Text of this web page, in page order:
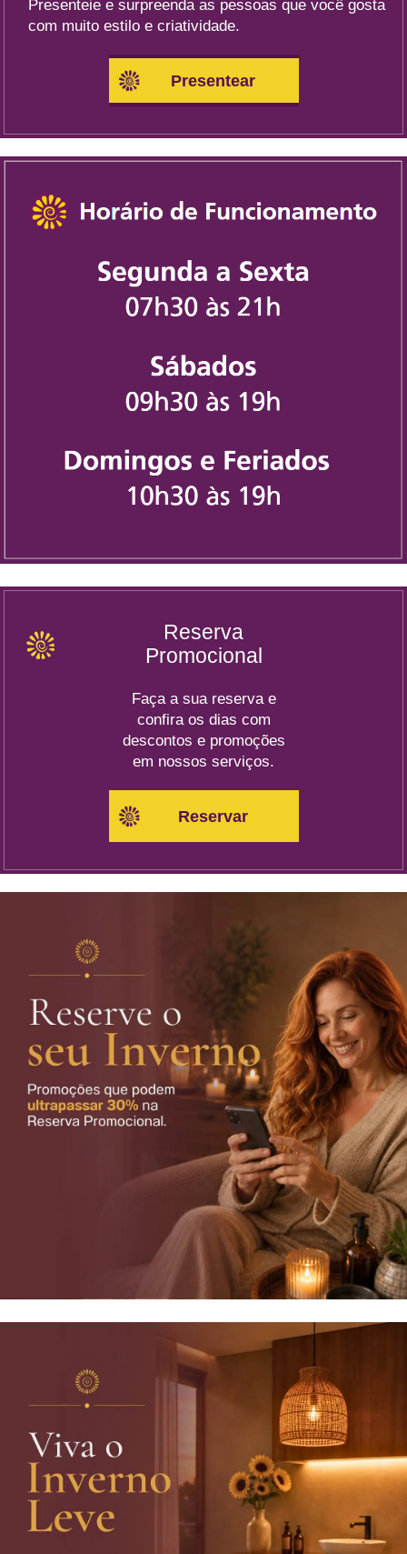
Presenteie e surpreenda as pessoas que você gosta
com muito estilo e criatividade.
Presentear
Reserva
Promocional
Faça a sua reserva e
confira os dias com
descontos e promoções
em nossos serviços.
Reservar